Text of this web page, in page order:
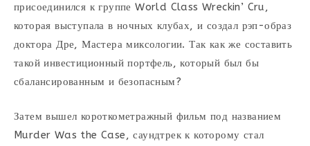
присоединился к группе World Class Wreckin’ Cru,
которая выступала в ночных клубах, и создал рэп-образ
доктора Дре, Мастера миксологии. Так как же составить
такой инвестиционный портфель, который был бы
сбалансированным и безопасным?
Затем вышел короткометражный фильм под названием
Murder Was the Case, саундтрек к которому стал